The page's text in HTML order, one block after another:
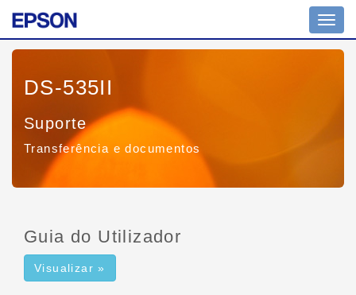
DS-535II
Suporte
Transferência e documentos
Guia do Utilizador
Visualizar »